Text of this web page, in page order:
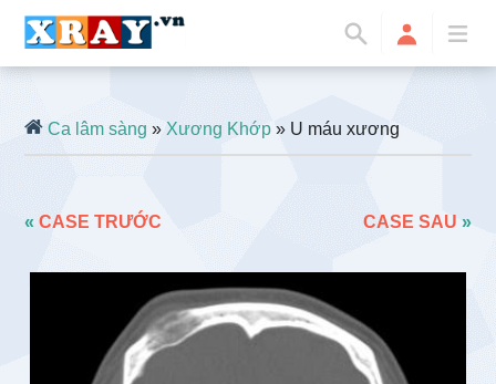
Ca lâm sàng »Xương Khớp » U máu xương
«CASE TRƯỚC CASE SAU »